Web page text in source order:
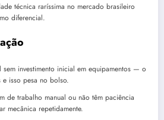
técnica raríssima no mercado brasileiro
diferencial.
sem investimento inicial em equipamentos — o
e isso pesa no bolso.
de trabalho manual ou não têm paciência
mecânica repetidamente.